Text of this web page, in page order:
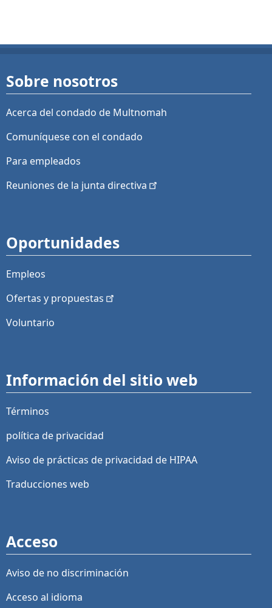
Sobre nosotros
Acerca del condado de Multnomah
Comuníquese con el condado
Para empleados
Reuniones de la junta directiva
Oportunidades
Empleos
Ofertas y propuestas
Voluntario
Información del sitio web
Términos
política de privacidad
Aviso de prácticas de privacidad de HIPAA
Traducciones web
Acceso
Aviso de no discriminación
Acceso al idioma